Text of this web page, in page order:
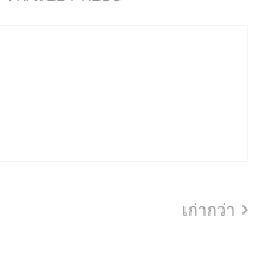
เก่ากว่า